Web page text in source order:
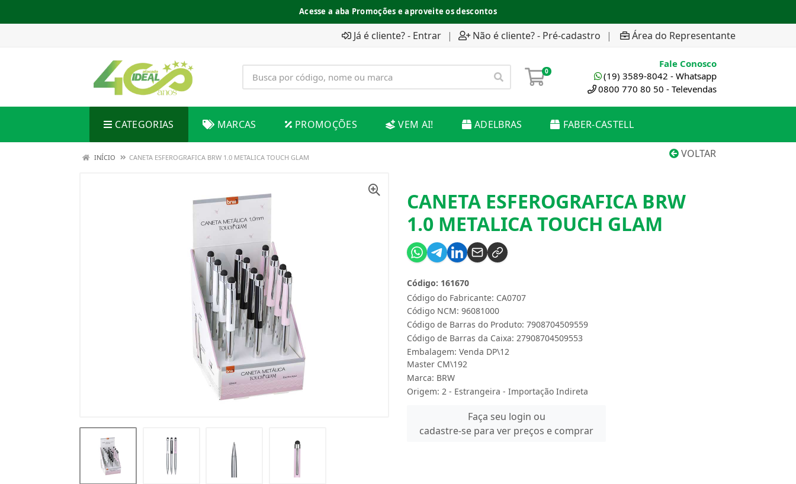
Acesse a aba Promoções e aproveite os descontos
Já é cliente? - Entrar | Não é cliente? - Pré-cadastro | Área do Representante
0
Fale Conosco
(19) 3589-8042 - Whatsapp
0800 770 80 50 - Televendas
CATEGORIAS MARCAS PROMOÇÕES VEM AI! ADELBRAS FABER-CASTELL
VOLTAR
INÍCIO CANETA ESFEROGRAFICA BRW 1.0 METALICA TOUCH GLAM
CANETA ESFEROGRAFICA BRW
1.0 METALICA TOUCH GLAM
Código do Fabricante: CA0707
Código: 161670
Código NCM: 96081000
Código de Barras do Produto: 7908704509559
Código de Barras da Caixa: 27908704509553
Embalagem: Venda DP\12
Master CM\192
Marca: BRW
Origem: 2 - Estrangeira - Importação Indireta
Faça seu login ou
cadastre-se para ver preços e comprar